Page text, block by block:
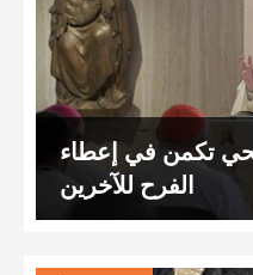
تكمن في إعطاء
الفرح للآخرين